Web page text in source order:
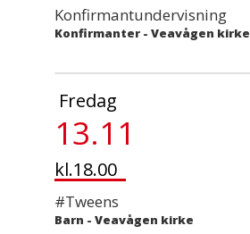
Konfirmantundervisning
Konfirmanter - Veavågen kirke
Fredag
13.11
kl.18.00
#Tweens
Barn - Veavågen kirke